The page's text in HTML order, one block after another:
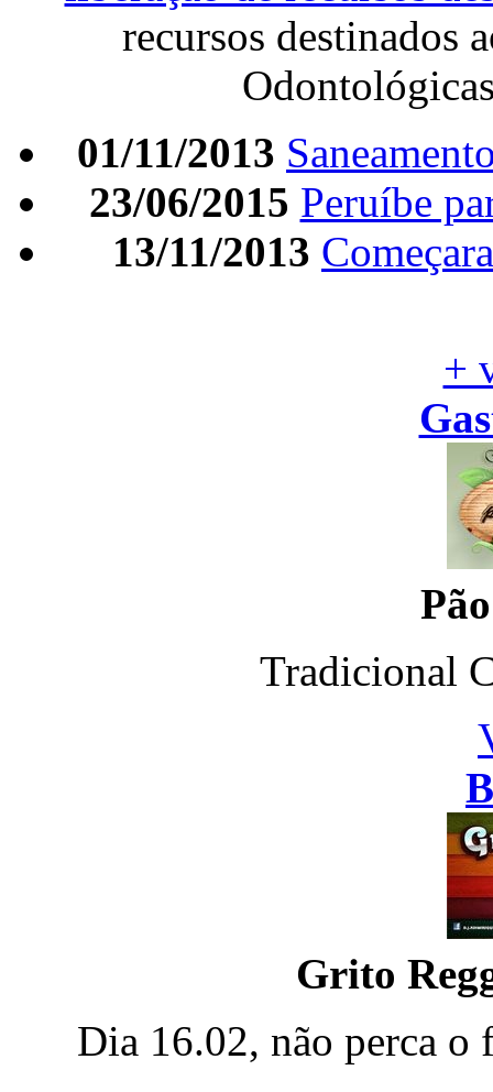
recursos destinados
01/11/2013
23/06/2015 Peruíbe
13/11/2013
+
Tradicional
Grito
Dia 16.02, não perca o